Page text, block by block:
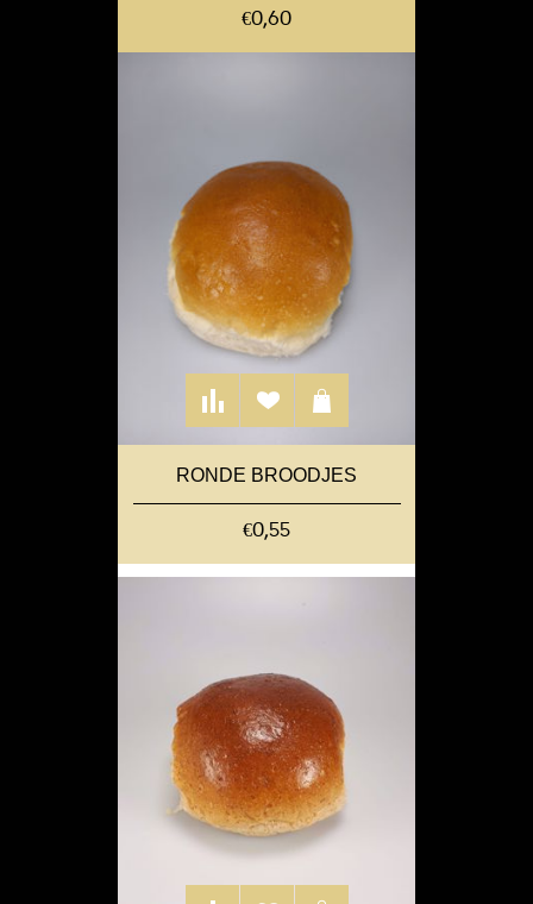
€0,60
RONDE BROODJES
€0,55